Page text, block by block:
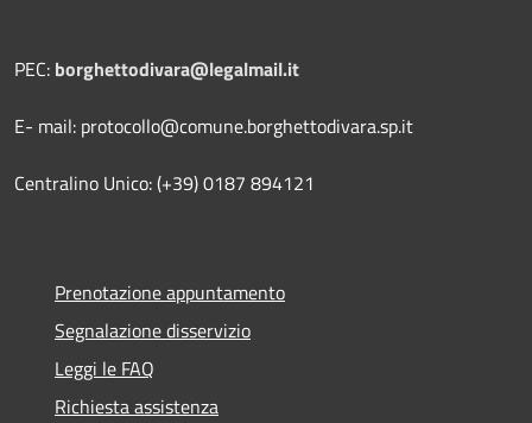
PEC: borghettodivara@legalmail.it
E- mail: protocollo@comune.borghettodivara.sp.it
Centralino Unico: (+39) 0187 894121
Prenotazione appuntamento
Segnalazione disservizio
Leggi le FAQ
Richiesta assistenza